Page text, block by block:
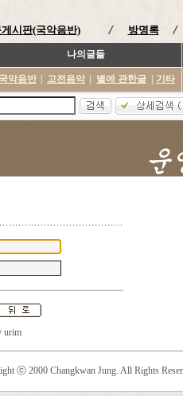
게시판(국악음반) 방명록
나의글들
국악음반 고전음악 별에 관한글 기타
urim
ⓒ 2000 Changkwan Jung. All Rights